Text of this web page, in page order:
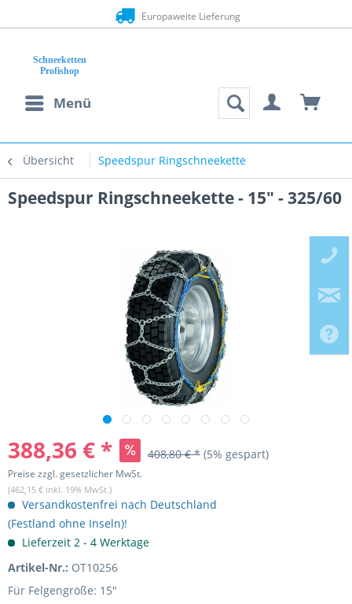
Europaweite Lieferung
Menü
Übersicht Speedspur Ringschneekette
Speedspur Ringschneekette - 15" - 325/60
388,36 € * 408,80 € * (5% gespart)
Preise zzgl. gesetzlicher MwSt.
(462,15 € inkl. 19% MwSt.)
Versandkostenfrei nach Deutschland
(Festland ohne Inseln)!
Lieferzeit 2 - 4 Werktage
Artikel-Nr.: OT10256
Für Felgengröße: 15"